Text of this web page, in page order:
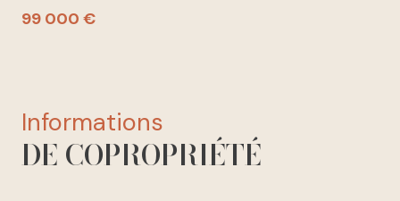
99 000 €
informations
DE COPROPRIÉTÉ